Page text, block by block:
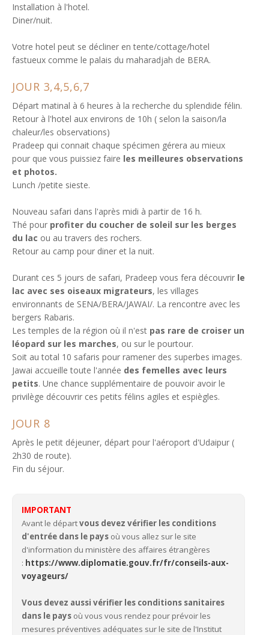
Installation à l'hotel.
Diner/nuit.
Votre hotel peut se décliner en tente/cottage/hotel
fastueux comme le palais du maharadjah de BERA.
JOUR 3,4,5,6,7
Départ matinal à 6 heures à la recherche du splendide félin.
Retour à l'hotel aux environs de 10h ( selon la saison/la
chaleur/les observations)
Pradeep qui connait chaque spécimen gérera au mieux
pour que vous puissiez faire les meilleures observations
et photos.
Lunch /petite sieste.
Nouveau safari dans l'après midi à partir de 16 h.
Thé pour profiter du coucher de soleil sur les berges
du lac ou au travers des rochers.
Retour au camp pour diner et la nuit.
Durant ces 5 jours de safari, Pradeep vous fera découvrir le
lac avec ses oiseaux migrateurs, les villages
environnants de SENA/BERA/JAWAI/. La rencontre avec les
bergers Rabaris.
Les temples de la région où il n'est pas rare de croiser un
léopard sur les marches, ou sur le pourtour.
Soit au total 10 safaris pour ramener des superbes images.
Jawai accueille toute l'année des femelles avec leurs
petits. Une chance supplémentaire de pouvoir avoir le
privilège découvrir ces petits félins agiles et espiègles.
JOUR 8
Après le petit déjeuner, départ pour l'aéroport d'Udaipur (
2h30 de route).
Fin du séjour.
IMPORTANT
Avant le départvous devez vérifier les conditions
d'entrée dans le pays où vous allez sur le site
d'information du ministère des affaires étrangères
: https://www.diplomatie.gouv.fr/fr/conseils-aux-
voyageurs/
Vous devez aussi vérifier les conditions sanitaires
dans le pays où vous vous rendez pour prévoir les
mesures préventives adéquates sur le site de l'Institut